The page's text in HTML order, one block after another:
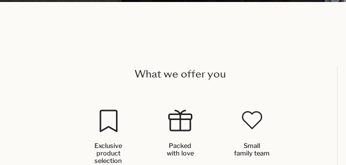
What we offer you
Exclusive
product
selection
Packed
with love
Small
family team